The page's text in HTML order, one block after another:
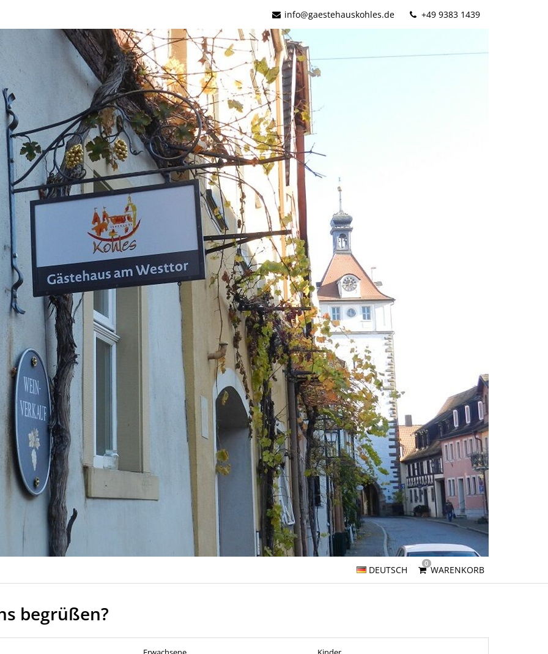
info@gaestehauskohles.de +49 9383 1439
DEUTSCH
0
WARENKORB
begrüßen?